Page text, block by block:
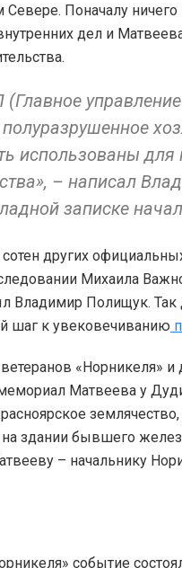
Поначалу ничего
дел и
использованы для
– написал
записке
других
Михаила
Владимир Полищук.
шаг к увековечиванию
«Норникеля»
Матвеева у
на здании бывшего
– начальнику
событие